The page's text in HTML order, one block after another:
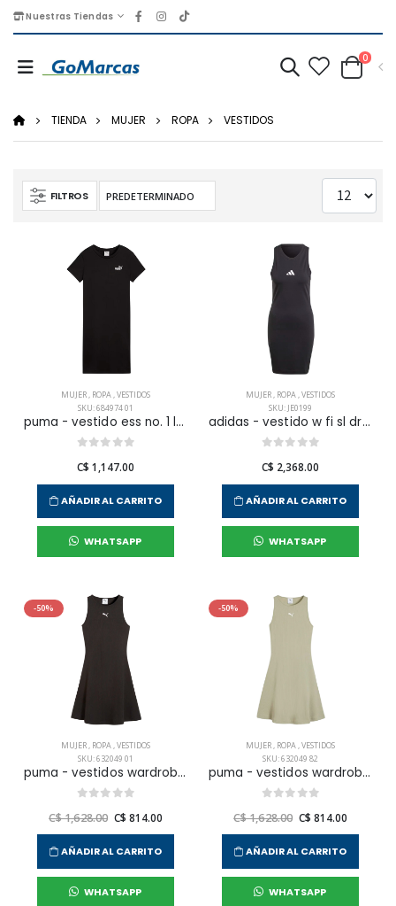
Nuestras Tiendas
0
TIENDA MUJER ROPA VESTIDOS
FILTROS
MUJER, ROPA,VESTIDOS
SKU: 684974 01
puma - vestido ess no. 1 logo slim dress para mujer
C$ 1,147.00
AÑADIR AL CARRITO
WHATSAPP
MUJER, ROPA,VESTIDOS
SKU: JE0199
adidas - vestido w fi sl dress para mujer
C$ 2,368.00
AÑADIR AL CARRITO
WHATSAPP
-50%
MUJER, ROPA,VESTIDOS
SKU: 632049 01
puma - vestidos wardrobe ess ribbed dress w para mujer
C$ 1,628.00 C$ 814.00
AÑADIR AL CARRITO
WHATSAPP
-50%
MUJER, ROPA,VESTIDOS
SKU: 632049 82
puma - vestidos wardrobe ess ribbed dress w para mujer
C$ 1,628.00 C$ 814.00
AÑADIR AL CARRITO
WHATSAPP